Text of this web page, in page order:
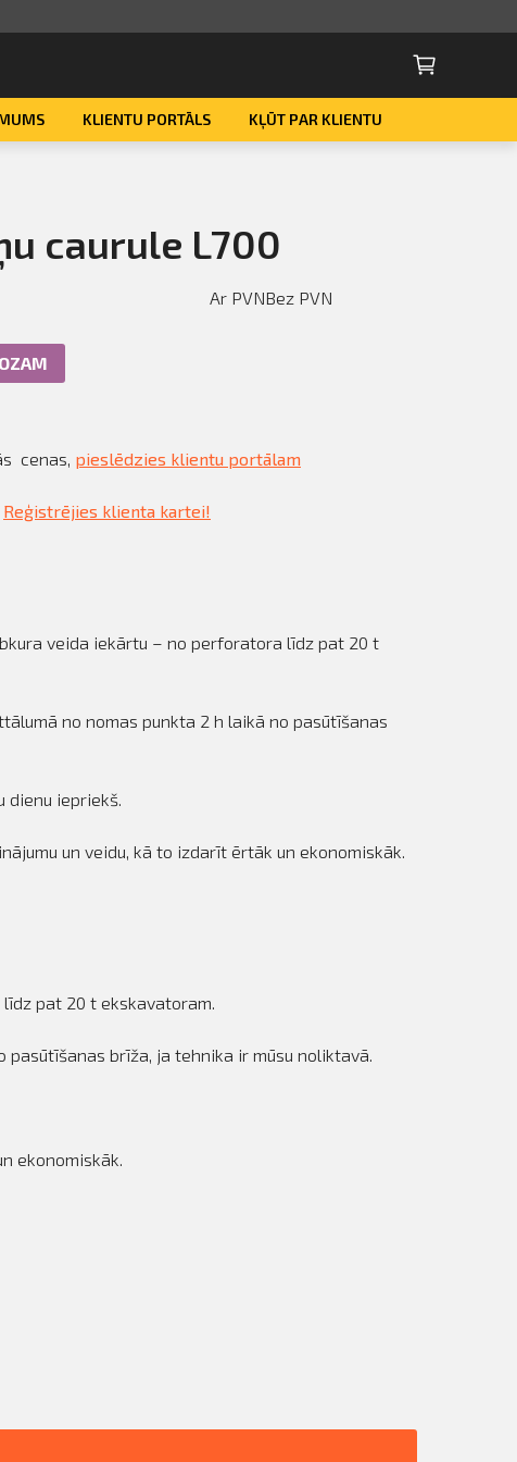
eParaksts mobile
KLIENTU PORTĀLS KĻŪT PAR KLIENTU
caurule L700
Ar PVNBez PVN
cenas, pieslēdzies klientu portālam
Reģistrējies klienta kartei!
veida iekārtu – no perforatora līdz pat 20 t
no nomas punkta 2 h laikā no pasūtīšanas
dienu iepriekš.
un veidu, kā to izdarīt ērtāk un ekonomiskāk.
pat 20 t ekskavatoram.
pasūtīšanas brīža, ja tehnika ir mūsu noliktavā.
ekonomiskāk.